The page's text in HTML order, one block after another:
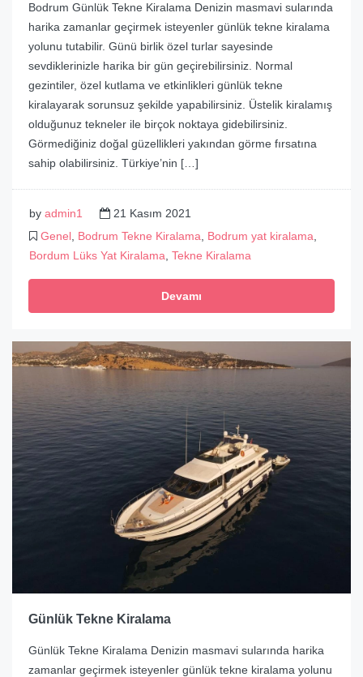
Bodrum Günlük Tekne Kiralama Denizin masmavi sularında
harika zamanlar geçirmek isteyenler günlük tekne kiralama
yolunu tutabilir. Günü birlik özel turlar sayesinde
sevdiklerinizle harika bir gün geçirebilirsiniz. Normal
gezintiler, özel kutlama ve etkinlikleri günlük tekne
kiralayarak sorunsuz şekilde yapabilirsiniz. Üstelik kiralamış
olduğunuz tekneler ile birçok noktaya gidebilirsiniz.
Görmediğiniz doğal güzellikleri yakından görme fırsatına
sahip olabilirsiniz. Türkiye’nin […]
by admin1
21 Kasım 2021
Genel, Bodrum Tekne Kiralama, Bodrum yat kiralama,
Bordum Lüks Yat Kiralama, Tekne Kiralama
Devamı
Günlük Tekne Kiralama
Günlük Tekne Kiralama Denizin masmavi sularında harika
zamanlar geçirmek isteyenler günlük tekne kiralama yolunu